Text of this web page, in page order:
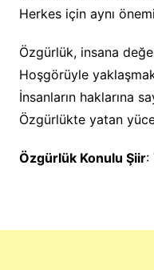
Herkes için aynı
Özgürlük, insana
Hoşgörüyle
İnsanların haklarına
Özgürlükte yatan
Özgürlük Konulu Şiir: